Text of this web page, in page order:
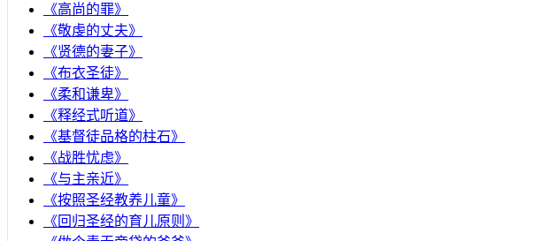
《高尚的罪》
《敬虔的丈夫》
《贤德的妻子》
《布衣圣徒》
《柔和谦卑》
《释经式听道》
《基督徒品格的柱石》
《战胜忧虑》
《与主亲近》
《按照圣经教养儿童》
《回归圣经的育儿原则》